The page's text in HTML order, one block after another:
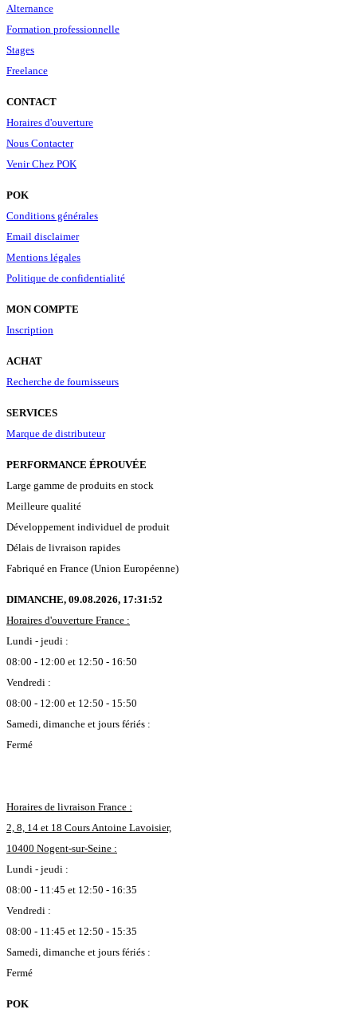
Alternance
Formation professionnelle
Stages
Freelance
CONTACT
Horaires d'ouverture
Nous Contacter
Venir Chez POK
POK
Conditions générales
Email disclaimer
Mentions légales
Politique de confidentialité
MON COMPTE
Inscription
ACHAT
Recherche de fournisseurs
SERVICES
Marque de distributeur
PERFORMANCE ÉPROUVÉE
Large gamme de produits en stock
Meilleure qualité
Développement individuel de produit
Délais de livraison rapides
Fabriqué en France (Union Européenne)
DIMANCHE, 09.08.2026, 17:31:53
Horaires d'ouverture France :
Lundi - jeudi :
08:00 - 12:00 et 12:50 - 16:50
Vendredi :
08:00 - 12:00 et 12:50 - 15:50
Samedi, dimanche et jours fériés :
Fermé
Horaires de livraison France :
2, 8, 14 et 18 Cours Antoine Lavoisier,
10400 Nogent-sur-Seine :
Lundi - jeudi :
08:00 - 11:45 et 12:50 - 16:35
Vendredi :
08:00 - 11:45 et 12:50 - 15:35
Samedi, dimanche et jours fériés :
Fermé
POK